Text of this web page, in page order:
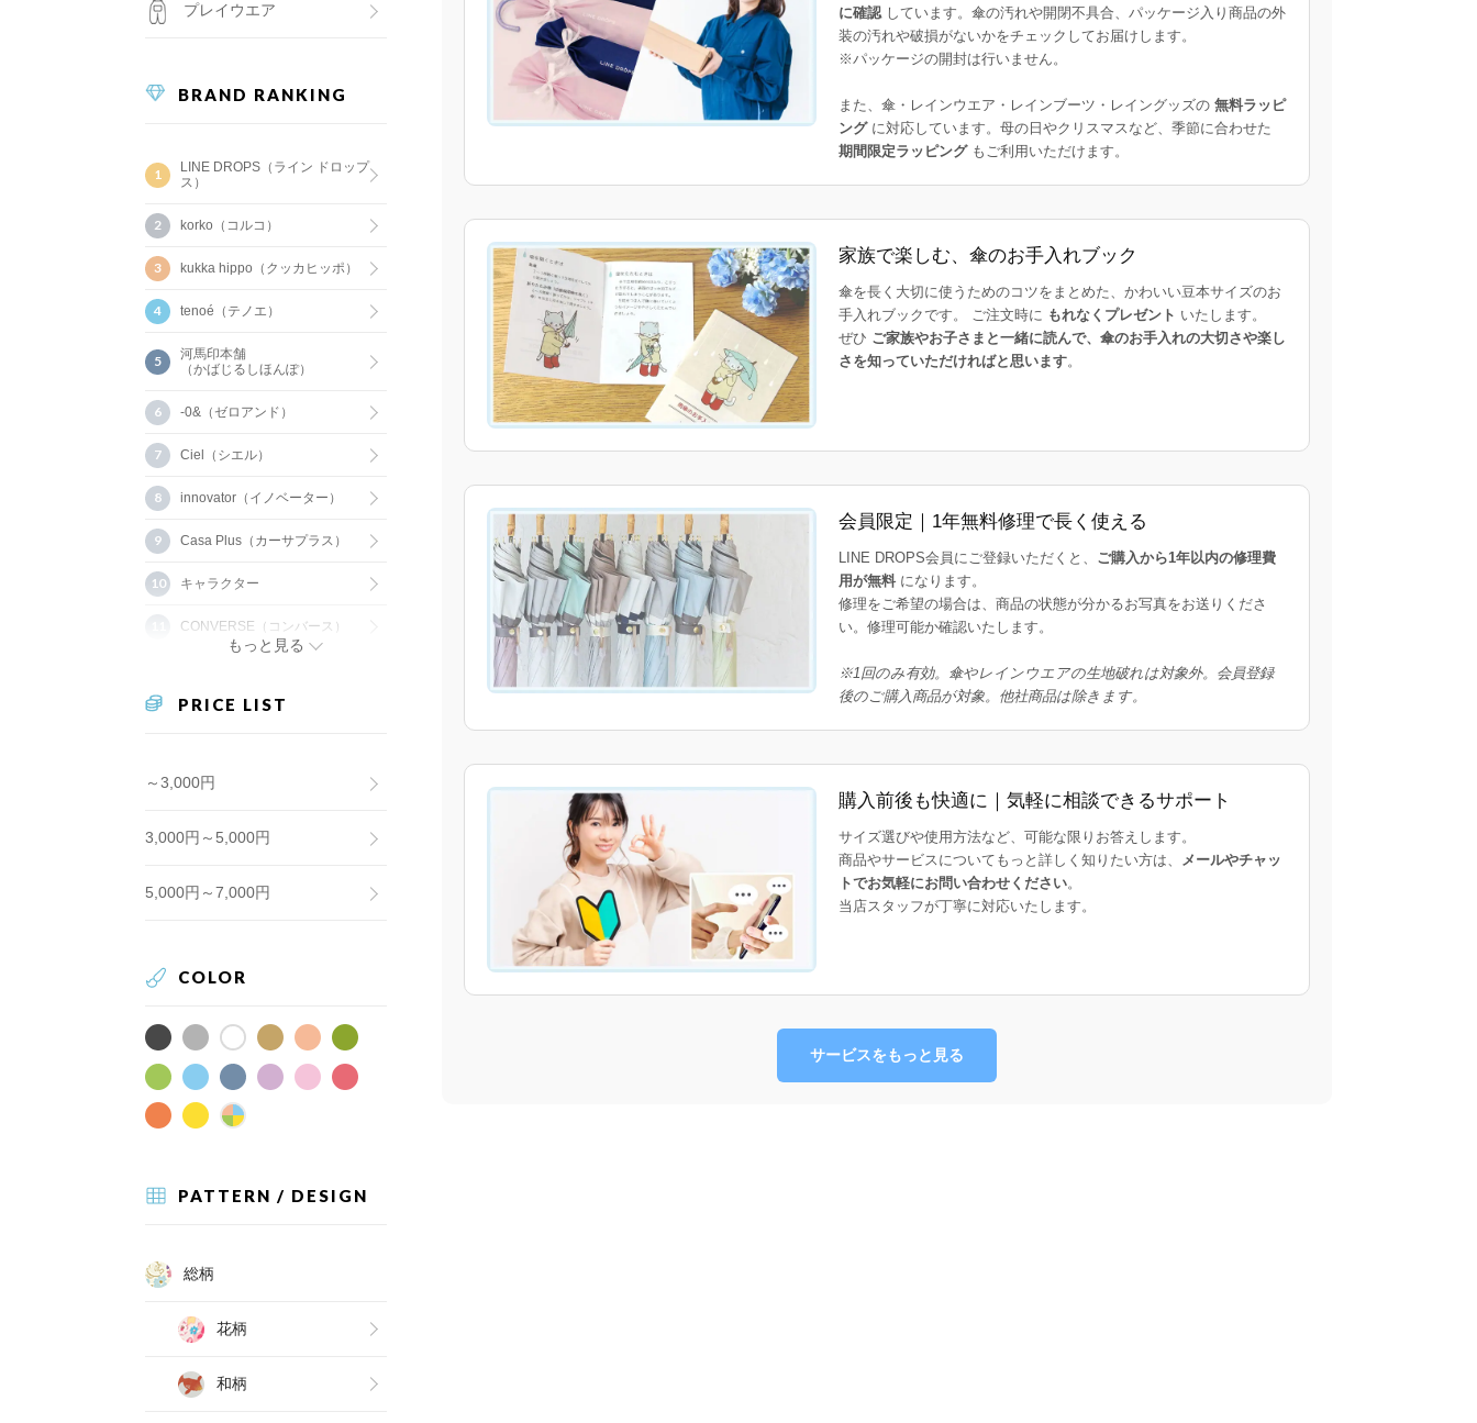
プレイウエア
BRAND RANKING
LINE DROPS（ライン ドロップ
ス）
korko（コルコ）
kukka hippo（クッカヒッポ）
tenoé（テノエ）
河馬印本舗
（かばじるしほんぽ）
-0&（ゼロアンド）
Ciel（シエル）
innovator（イノベーター）
Casa Plus（カーサプラス）
キャラクター
CONVERSE（コンバース）
もっと見る
PRICE LIST
～3,000円
3,000円～5,000円
5,000円～7,000円
COLOR
PATTERN / DESIGN
総柄
花柄
和柄
に確認 しています。傘の汚れや開閉不具合、パッケージ入り商品の外
装の汚れや破損がないかをチェックしてお届けします。
※パッケージの開封は行いません。
また、傘・レインウエア・レインブーツ・レイングッズの 無料ラッピ
ングに対応しています。母の日やクリスマスなど、季節に合わせた
期間限定ラッピングもご利用いただけます。
家族で楽しむ、傘のお手入れブック
傘を長く大切に使うためのコツをまとめた、かわいい豆本サイズのお
手入れブックです。 ご注文時に もれなくプレゼント いたします。
ぜひ ご家族やお子さまと一緒に読んで、傘のお手入れの大切さや楽し
さを知っていただければと思います。
会員限定｜1年無料修理で長く使える
LINE DROPS会員にご登録いただくと、 ご購入から1年以内の修理費
用が無料になります。
修理をご希望の場合は、商品の状態が分かるお写真をお送りくださ
い。修理可能か確認いたします。
※1回のみ有効。傘やレインウエアの生地破れは対象外。会員登録
後のご購入商品が対象。他社商品は除きます。
購入前後も快適に｜気軽に相談できるサポート
サイズ選びや使用方法など、可能な限りお答えします。
商品やサービスについてもっと詳しく知りたい方は、
メールやチャッ
トでお気軽にお問い合わせください。
当店スタッフが丁寧に対応いたします。
サービスをもっと見る